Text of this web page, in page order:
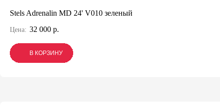
Stels Adrenalin MD 24' V010 зеленый
Цена: 32 000 р.
В КОРЗИНУ
В КОРЗИНУ
В КОРЗИНУ